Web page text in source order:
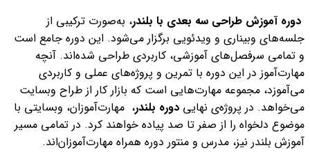
دوره آموزش طراحی سه بعدی با بلندر، به‌صورت ترکیبی از
جلسه‌‌های وبیناری و ویدئویی برگزار می‌شود. این دوره جامع است
و تمامی سرفصل‌های آموزشی، کاربردی طراحی شده‌اند. آنچه
مهارت‌آموز در این دوره با تمرین و پروژه‌های عملی و کاربردی
می‌آموزد، مجموعه مهارت‌هایی است که بازار کار از طراح وبسایت
می‌خواهد. در پروژه‌‌ی نهایی دوره بلندر، مهارت‌آموزان، وبسایتی با
موضوع دلخواه را از صفر تا صد پیاده خواهند کرد. در تمامی مسیر
آموزش بلندر نیز، مدرس و منتور دوره همراه مهارت‌آموزان‌اند.